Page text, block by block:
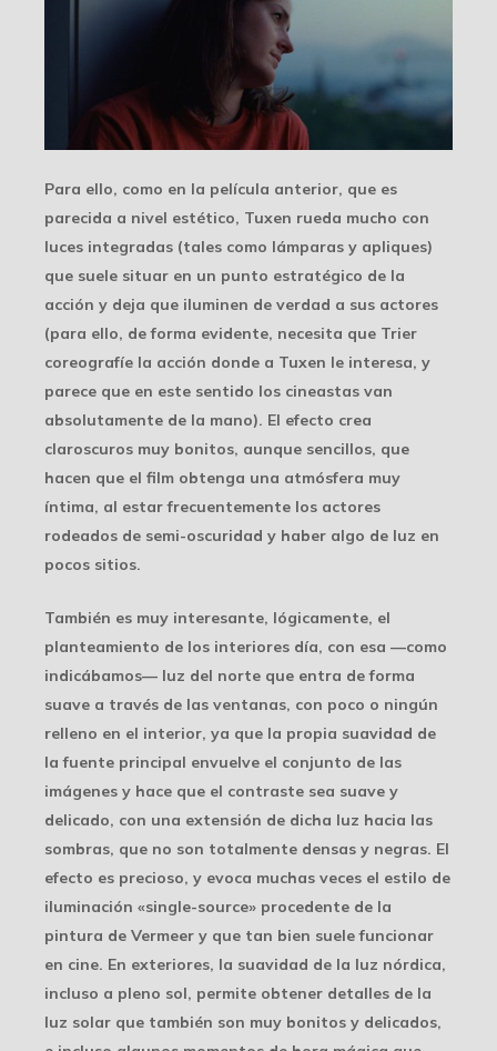
Para ello, como en la película anterior, que es
parecida a nivel estético, Tuxen rueda mucho con
luces integradas (tales como lámparas y apliques)
que suele situar en un punto estratégico de la
acción y deja que iluminen de verdad a sus actores
(para ello, de forma evidente, necesita que Trier
coreografíe la acción donde a Tuxen le interesa, y
parece que en este sentido los cineastas van
absolutamente de la mano). El efecto crea
claroscuros muy bonitos, aunque sencillos, que
hacen que el film obtenga una atmósfera muy
íntima, al estar frecuentemente los actores
rodeados de semi-oscuridad y haber algo de luz en
pocos sitios.
También es muy interesante, lógicamente, el
planteamiento de los interiores día, con esa —como
indicábamos— luz del norte que entra de forma
suave a través de las ventanas, con poco o ningún
relleno en el interior, ya que la propia suavidad de
la fuente principal envuelve el conjunto de las
imágenes y hace que el contraste sea suave y
delicado, con una extensión de dicha luz hacia las
sombras, que no son totalmente densas y negras. El
efecto es precioso, y evoca muchas veces el estilo de
iluminación «single-source» procedente de la
pintura de Vermeer y que tan bien suele funcionar
en cine. En exteriores, la suavidad de la luz nórdica,
incluso a pleno sol, permite obtener detalles de la
luz solar que también son muy bonitos y delicados,